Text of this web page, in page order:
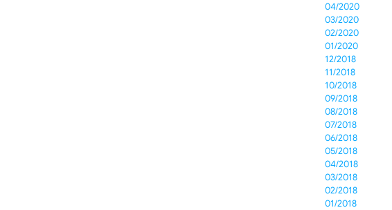
04/2020
03/2020
02/2020
01/2020
12/2018
11/2018
10/2018
09/2018
08/2018
07/2018
06/2018
05/2018
04/2018
03/2018
02/2018
01/2018